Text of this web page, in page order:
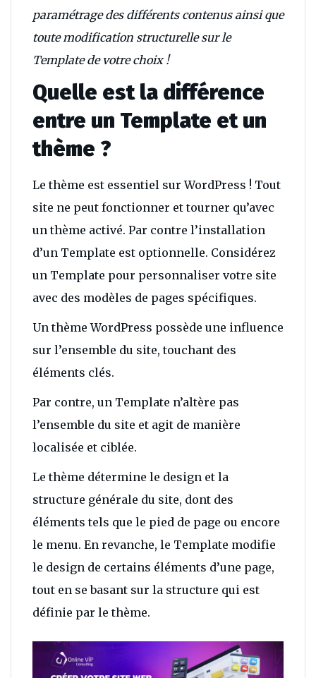
paramétrage des différents contenus ainsi que
toute modification structurelle sur le
Template de votre choix !
Quelle est la différence
entre un Template et un
thème ?
Le thème est essentiel sur WordPress ! Tout
site ne peut fonctionner et tourner qu’avec
un thème activé. Par contre l’installation
d’un Template est optionnelle. Considérez
un Template pour personnaliser votre site
avec des modèles de pages spécifiques.
Un thème WordPress possède une influence
sur l’ensemble du site, touchant des
éléments clés.
Par contre, un Template n’altère pas
l’ensemble du site et agit de manière
localisée et ciblée.
Le thème détermine le design et la
structure générale du site, dont des
éléments tels que le pied de page ou encore
le menu. En revanche, le Template modifie
le design de certains éléments d’une page,
tout en se basant sur la structure qui est
définie par le thème.